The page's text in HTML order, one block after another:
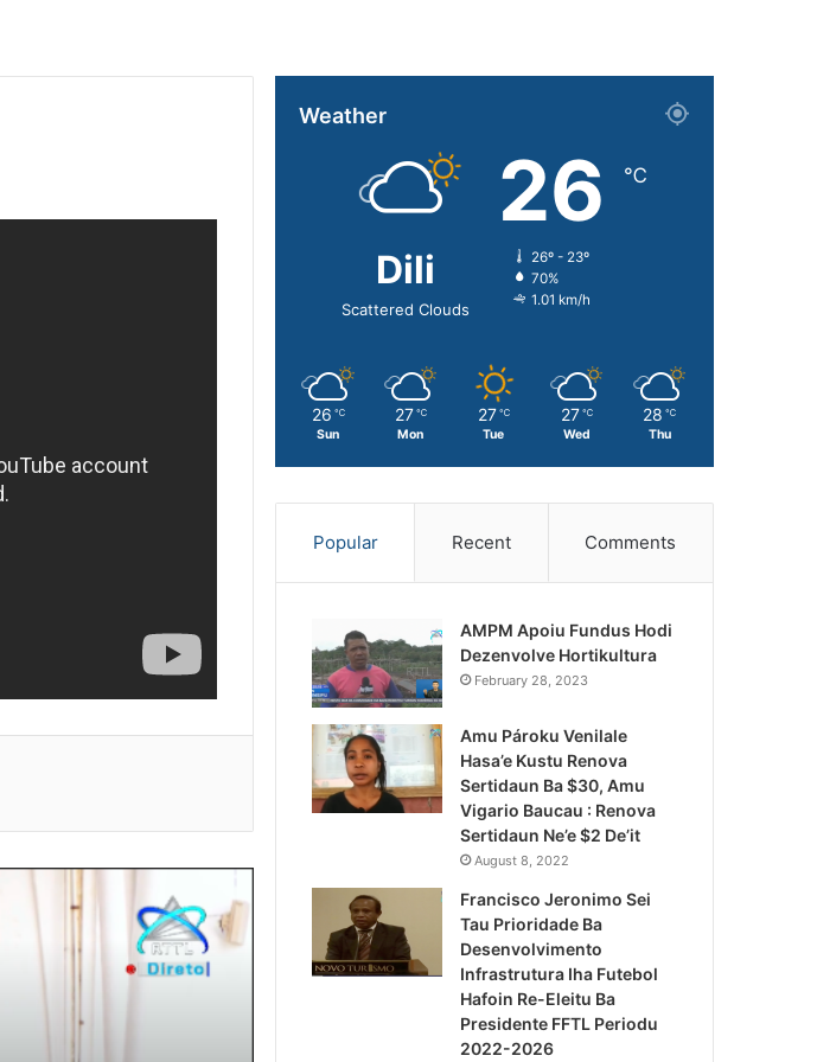
Weather
Dili
Scattered Clouds
26 ℃
26º - 23º
70%
1.01 km/h
26 ℃
Sun
27 ℃
Mon
27 ℃
Tue
27 ℃
Wed
28 ℃
Thu
Popular Recent Comments
AMPM Apoiu Fundus Hodi
Dezenvolve Hortikultura
February 28, 2023
Amu Pároku Venilale
Hasa’e Kustu Renova
Sertidaun Ba $30, Amu
Vigario Baucau : Renova
Sertidaun Ne’e $2 De’it
August 8, 2022
Francisco Jeronimo Sei
Tau Prioridade Ba
Desenvolvimento
Infrastrutura Iha Futebol
Hafoin Re-Eleitu Ba
Presidente FFTL Periodu
2022-2026